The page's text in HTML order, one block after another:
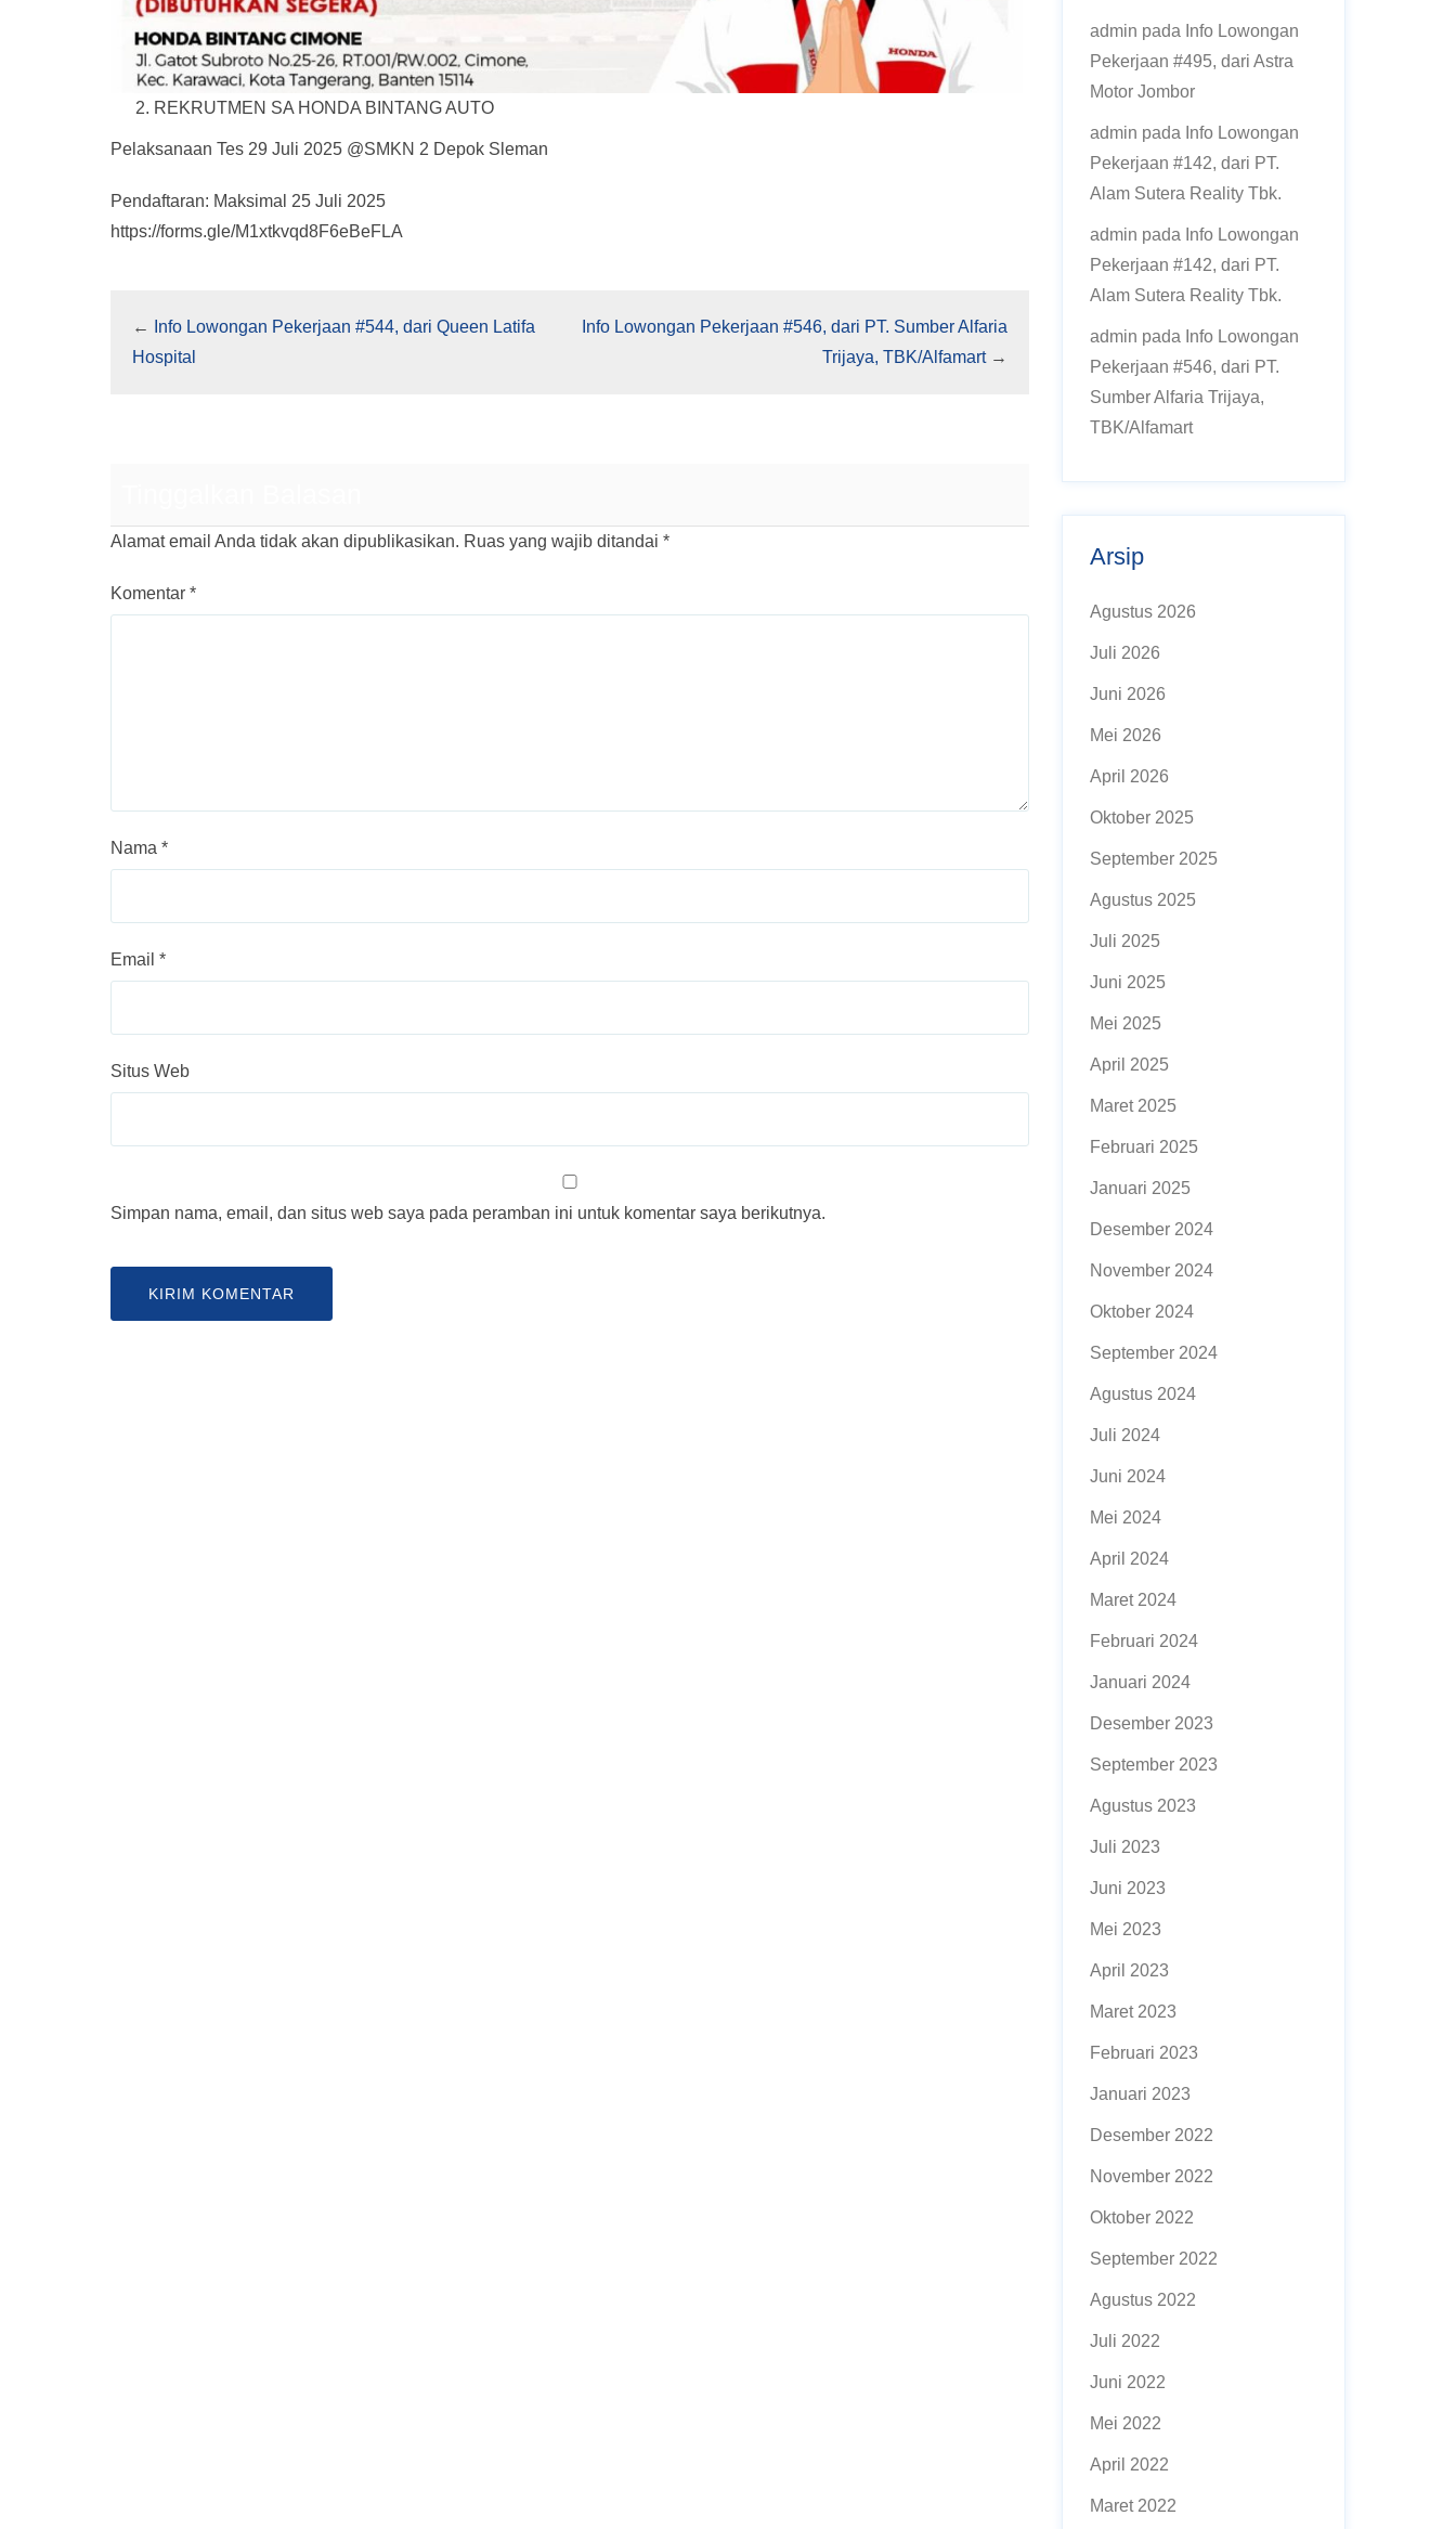
REKRUTMEN SA HONDA BINTANG AUTO
Pelaksanaan Tes 29 Juli 2025 @SMKN 2 Depok Sleman
Pendaftaran: Maksimal 25 Juli 2025
https://forms.gle/M1xtkvqd8F6eBeFLA
←
Info Lowongan Pekerjaan #544, dari Queen Latifa
Hospital
Info Lowongan Pekerjaan #546, dari PT. Sumber Alfaria
Trijaya, TBK/Alfamart→
Alamat email Anda tidak akan dipublikasikan. Ruas yang wajib ditandai *
Komentar *
Nama *
Email *
Situs Web
Simpan nama, email, dan situs web saya pada peramban ini untuk komentar saya berikutnya.
admin pada Info Lowongan
Pekerjaan #495, dari Astra
Motor Jombor
admin pada Info Lowongan
Pekerjaan #142, dari PT.
Alam Sutera Reality Tbk.
admin pada Info Lowongan
Pekerjaan #142, dari PT.
Alam Sutera Reality Tbk.
admin pada Info Lowongan
Pekerjaan #546, dari PT.
Sumber Alfaria Trijaya,
TBK/Alfamart
Arsip
Agustus 2026
Juli 2026
Juni 2026
Mei 2026
April 2026
Oktober 2025
September 2025
Agustus 2025
Juli 2025
Juni 2025
Mei 2025
April 2025
Maret 2025
Februari 2025
Januari 2025
Desember 2024
November 2024
Oktober 2024
September 2024
Agustus 2024
Juli 2024
Juni 2024
Mei 2024
April 2024
Maret 2024
Februari 2024
Januari 2024
Desember 2023
September 2023
Agustus 2023
Juli 2023
Juni 2023
Mei 2023
April 2023
Maret 2023
Februari 2023
Januari 2023
Desember 2022
November 2022
Oktober 2022
September 2022
Agustus 2022
Juli 2022
Juni 2022
Mei 2022
April 2022
Maret 2022